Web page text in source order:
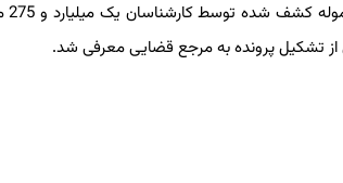
تشکیل پرونده به مرجع قضایی معرفی شد.